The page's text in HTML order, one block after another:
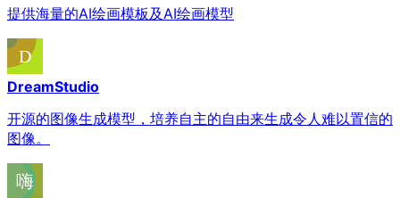
提供海量的AI绘画模板及AI绘画模型
DreamStudio
开源的图像生成模型，培养自主的自由来生成令人难以置信的
图像。